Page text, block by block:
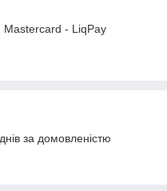
Mastercard - LiqPay
за домовленістю